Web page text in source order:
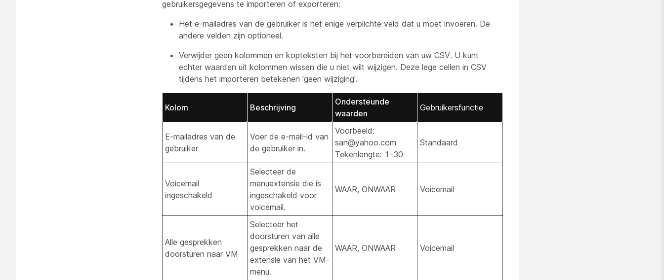
gebruikersgegevens te importeren of exporteren:
Het e-mailadres van de gebruiker is het enige verplichte veld dat u moet invoeren. De
andere velden zijn optioneel.
Verwijder geen kolommen en kopteksten bij het voorbereiden van uw CSV. U kunt
echter waarden uit kolommen wissen die u niet wilt wijzigen. Deze lege cellen in CSV
tijdens het importeren betekenen 'geen wijziging'.
Kolom Beschrijving
Ondersteunde
waarden
Gebruikersfunctie
E-mailadres van de
gebruiker
Voer de e-mail-id van
de gebruiker in.
Voorbeeld:
san@yahoo.com
Tekenlengte: 1-30
Standaard
Voicemail
ingeschakeld
Selecteer de
menuextensie die is
ingeschakeld voor
voicemail.
WAAR, ONWAAR Voicemail
Alle gesprekken
doorsturen naar VM
Selecteer het
doorsturen van alle
gesprekken naar de
extensie van het VM-
menu.
WAAR, ONWAAR Voicemail